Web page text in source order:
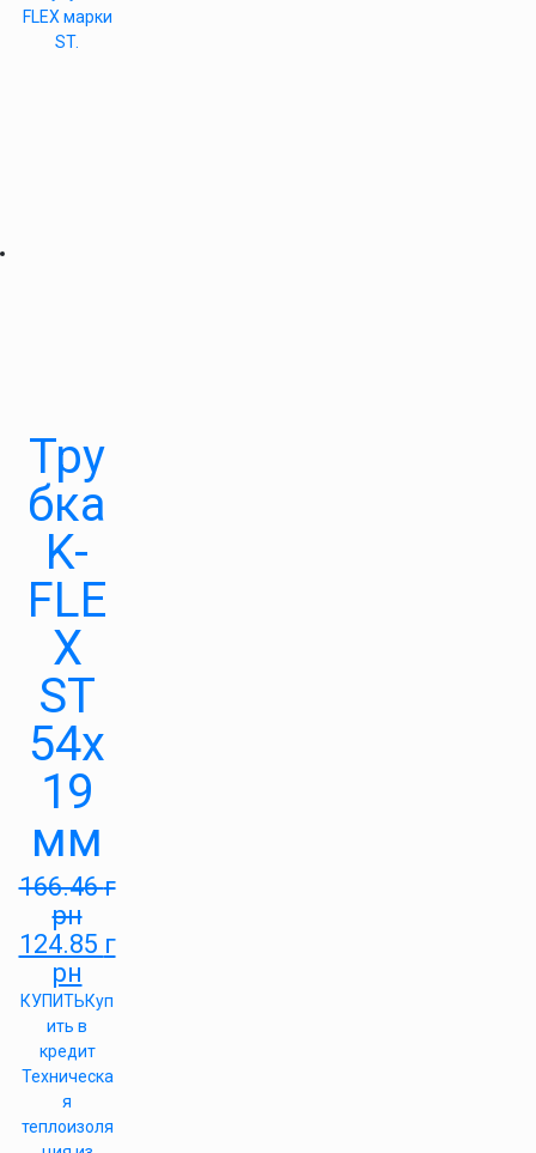
FLEX марки
ST.
Тру
бка
K-
FLE
X
ST
54х
19
мм
166.46г
рн
124.85 г
рн
КУПИТЬКуп
ить в
кредит
Техническа
я
теплоизоля